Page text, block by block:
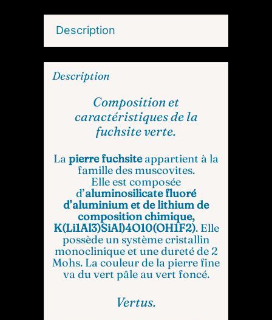
Description
Description
Composition et
caractéristiques de la
fuchsite verte.
Lapierre fuchsiteappartient à la
famille des muscovites.
Elle est composée
d’aluminosilicate fluoré
d’aluminium et de lithium de
composition chimique,
K(Li1Al3)SiAl)4O10(OH1F2). Elle
possède un système cristallin
monoclinique et une dureté de 2
Mohs. La couleur de la pierre fine
va du vert pâle au vert foncé.
Vertus.